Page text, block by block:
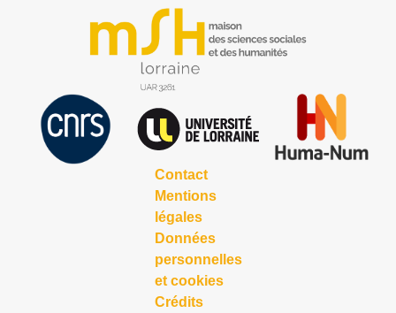
Contact
Mentions
légales
Données
personnelles
et cookies
Crédits